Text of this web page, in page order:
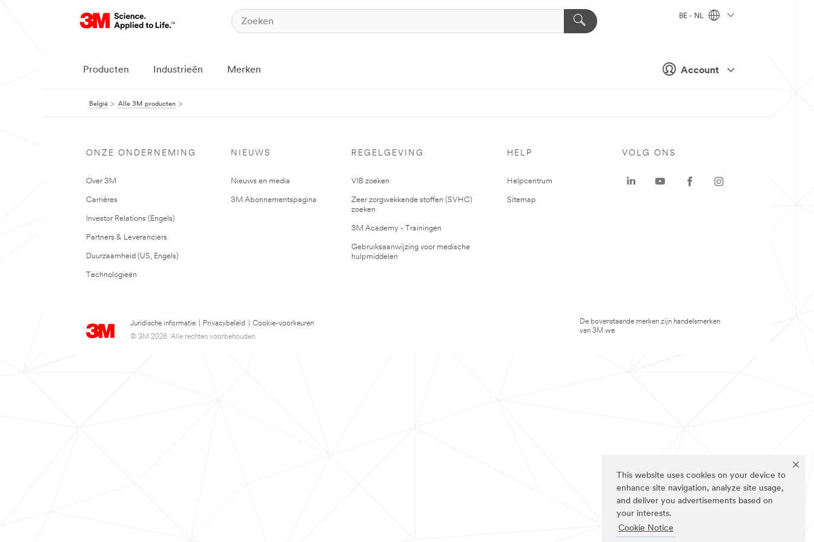
This website uses cookies on your device to
enhance site navigation, analyze site usage,
and deliver you advertisements based on
your interests.
Cookie Notice
Account
BE - NL
Producten Industrieën Merken
België Alle 3M producten
ONZE ONDERNEMING
Over 3M
Carrières
Investor Relations (Engels)
Partners & Leveranciers
Duurzaamheid (US, Engels)
Technologieën
NIEUWS
Nieuws en media
3M Abonnementspagina
REGELGEVING
VIB zoeken
Zeer zorgwekkende stoffen (SVHC)
zoeken
3M Academy - Trainingen
Gebruiksaanwijzing voor medische
hulpmiddelen
HELP
Helpcentrum
Sitemap
Juridische informatie Privacybeleid
Cookie-voorkeuren
© 3M 2026. Alle rechten voorbehouden.
VOLG ONS
De bovenstaande merken zijn handelsmerken
van 3M.we